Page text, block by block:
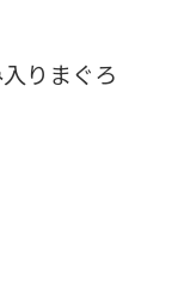
りまぐろ